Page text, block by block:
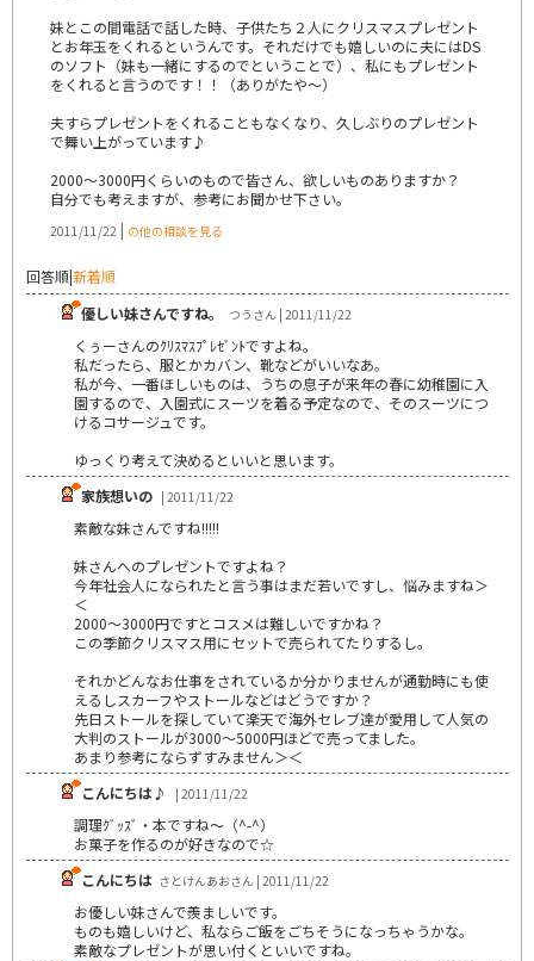
妹とこの間電話で話した時、子供たち２人にクリスマスプレゼント
とお年玉をくれるというんです。それだけでも嬉しいのに夫にはDS
のソフト（妹も一緒にするのでということで）、私にもプレゼント
をくれると言うのです！！（ありがたや～）
夫すらプレゼントをくれることもなくなり、久しぶりのプレゼント
で舞い上がっています♪
2000～3000円くらいのもので皆さん、欲しいものありますか？
自分でも考えますが、参考にお聞かせ下さい。
2011/11/22 | の他の相談を見る
回答順|新着順
優しい妹さんですね。
つうさん | 2011/11/22
くぅーさんのｸﾘｽﾏｽﾌﾟﾚｾﾞﾝﾄですよね。
私だったら、服とかカバン、靴などがいいなあ。
私が今、一番ほしいものは、うちの息子が来年の春に幼稚園に入
園するので、入園式にスーツを着る予定なので、そのスーツにつ
けるコサージュです。
ゆっくり考えて決めるといいと思います。
家族想いの | 2011/11/22
素敵な妹さんですね!!!!!
妹さんへのプレゼントですよね？
今年社会人になられたと言う事はまだ若いですし、悩みますね＞
＜
2000～3000円ですとコスメは難しいですかね？
この季節クリスマス用にセットで売られてたりするし。
それかどんなお仕事をされているか分かりませんが通勤時にも使
えるしスカーフやストールなどはどうですか？
先日ストールを探していて楽天で海外セレブ達が愛用して人気の
大判のストールが3000～5000円ほどで売ってました。
あまり参考にならずすみません＞＜
こんにちは♪
| 2011/11/22
調理ｸﾞｯｽﾞ・本ですね～（^-^）
お菓子を作るのが好きなので☆
こんにちは さとけんあおさん | 2011/11/22
お優しい妹さんで羨ましいです。
ものも嬉しいけど、私ならご飯をごちそうになっちゃうかな。
素敵なプレゼントが思い付くといいですね。